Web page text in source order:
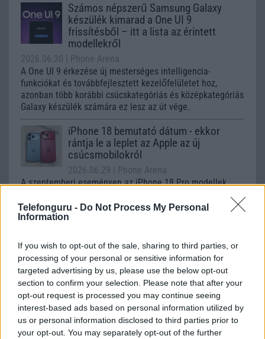
Telefonguru - Do Not Process My Personal
Information
If you wish to opt-out of the sale, sharing to third parties, or
processing of your personal or sensitive information for
targeted advertising by us, please use the below opt-out
section to confirm your selection. Please note that after your
opt-out request is processed you may continue seeing
interest-based ads based on personal information utilized by
us or personal information disclosed to third parties prior to
your opt-out. You may separately opt-out of the further
Számos népszerű Samsung Galaxy
készülék kimarad a One UI 9
frissítésből – itt a lista az érintett
modellekről
2026.06.30
| Phone Arena
A One UI 9 érkezése új mesterséges intelligencia-
funkciókat és továbbfejlesztett kezelőfelületet hoz,
azonban több korábbi csúcskategóriás és középkategóriás
Galaxy készülék számára ez lesz az út vége.
iPhone 18 bemutató dátum - ekkor
rántja le a leplet az Apple az új
csúcsmobilokról
2026.06.29
| Phone Arena
A szeptemberi eseményen az iPhone 18 Pro modellek
bemutatkozhat, miközben az áremelésekről szóló
találgatások továbbra is beárnyékolják a rajtot.
Az Android rejtett automatizmusai: hat
funkció, amely észrevétlenül könnyíti
meg a mindennapokat
2026.06.14| Android Police
Sok felhasználó külön alkalmazásokra esküszik, pedig az
Android már évek óta olyan intelligens funkciókat kínál,
amelyek maguktól dolgoznak a háttérben.